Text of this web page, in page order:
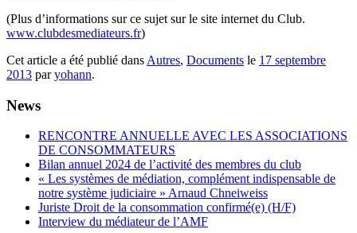
(Plus d’informations sur ce sujet sur le site internet du Club.
www.clubdesmediateurs.fr)
Cet article a été publié dans Autres, Documents le 17 septembre
2013 paryohann.
News
RENCONTRE ANNUELLE AVEC LES ASSOCIATIONS
DE CONSOMMATEURS
Bilan annuel 2024 de l’activité des membres du club
« Les systèmes de médiation, complément indispensable de
notre système judiciaire » Arnaud Chneiweiss
Juriste Droit de la consommation confirmé(e) (H/F)
Interview du médiateur de l’AMF